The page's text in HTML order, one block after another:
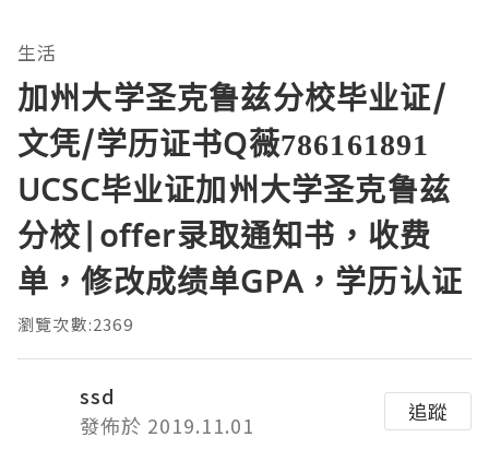
生活
加州大学圣克鲁兹分校毕业证/
文凭/学历证书Q薇786161891
UCSC毕业证加州大学圣克鲁兹
分校|offer录取通知书，收费
单，修改成绩单GPA，学历认证
瀏覽次數:2369
ssd
發佈於 2019.11.01
追蹤